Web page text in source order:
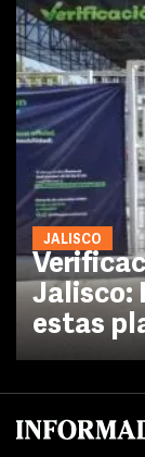
JALISCO
Jalisco:
estas